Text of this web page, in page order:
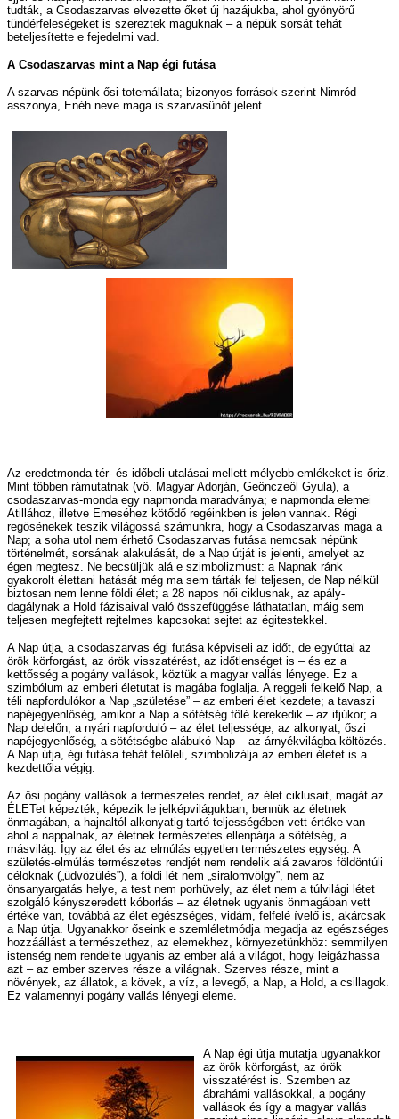
tudták, a Csodaszarvas elvezette őket új hazájukba, ahol gyönyörű
tündérfeleségeket is szereztek maguknak – a népük sorsát tehát
beteljesítette e fejedelmi vad.
A Csodaszarvas mint a Nap égi futása
A szarvas népünk ősi totemállata; bizonyos források szerint Nimród
asszonya, Enéh neve maga is szarvasünőt jelent.
Az eredetmonda tér- és időbeli utalásai mellett mélyebb emlékeket is őriz.
Mint többen rámutatnak (vö. Magyar Adorján, Geönczeöl Gyula), a
csodaszarvas-monda egy napmonda maradványa; e napmonda elemei
Atillához, illetve Emeséhez kötődő regéinkben is jelen vannak. Régi
regösénekek teszik világossá számunkra, hogy a Csodaszarvas maga a
Nap; a soha utol nem érhető Csodaszarvas futása nemcsak népünk
történelmét, sorsának alakulását, de a Nap útját is jelenti, amelyet az
égen megtesz. Ne becsüljük alá e szimbolizmust: a Napnak ránk
gyakorolt élettani hatását még ma sem tárták fel teljesen, de Nap nélkül
biztosan nem lenne földi élet; a 28 napos női ciklusnak, az apály-
dagálynak a Hold fázisaival való összefüggése láthatatlan, máig sem
teljesen megfejtett rejtelmes kapcsokat sejtet az égitestekkel.
A Nap útja, a csodaszarvas égi futása képviseli az időt, de egyúttal az
örök körforgást, az örök visszatérést, az időtlenséget is – és ez a
kettősség a pogány vallások, köztük a magyar vallás lényege. Ez a
szimbólum az emberi életutat is magába foglalja. A reggeli felkelő Nap, a
téli napfordulókor a Nap „születése” – az emberi élet kezdete; a tavaszi
napéjegyenlőség, amikor a Nap a sötétség fölé kerekedik – az ifjúkor; a
Nap delelőn, a nyári napforduló – az élet teljessége; az alkonyat, őszi
napéjegyenlőség, a sötétségbe alábukó Nap – az árnyékvilágba költözés.
A Nap útja, égi futása tehát felöleli, szimbolizálja az emberi életet is a
kezdettőla végig.
Az ősi pogány vallások a természetes rendet, az élet ciklusait, magát az
ÉLETet képezték, képezik le jelképvilágukban; bennük az életnek
önmagában, a hajnaltól alkonyatig tartó teljességében vett értéke van –
ahol a nappalnak, az életnek természetes ellenpárja a sötétség, a
másvilág. Így az élet és az elmúlás egyetlen természetes egység. A
születés-elmúlás természetes rendjét nem rendelik alá zavaros földöntúli
céloknak („üdvözülés”), a földi lét nem „siralomvölgy”, nem az
önsanyargatás helye, a test nem porhüvely, az élet nem a túlvilági létet
szolgáló kényszeredett kóborlás – az életnek ugyanis önmagában vett
értéke van, továbbá az élet egészséges, vidám, felfelé ívelő is, akárcsak
a Nap útja. Ugyanakkor őseink e szemléletmódja megadja az egészséges
hozzáállást a természethez, az elemekhez, környezetünkhöz: semmilyen
istenség nem rendelte ugyanis az ember alá a világot, hogy leigázhassa
azt – az ember szerves része a világnak. Szerves része, mint a
növények, az állatok, a kövek, a víz, a levegő, a Nap, a Hold, a csillagok.
Ez valamennyi pogány vallás lényegi eleme.
A Nap égi útja mutatja ugyanakkor
az örök körforgást, az örök
visszatérést is. Szemben az
ábrahámi vallásokkal, a pogány
vallások és így a magyar vallás